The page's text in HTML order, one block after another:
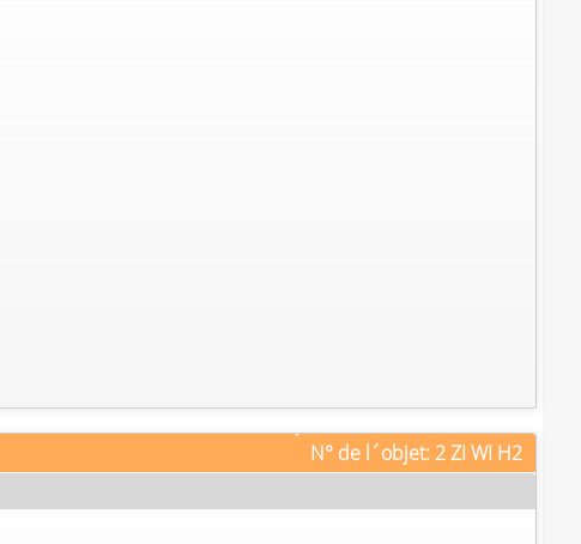
N° de l´objet: 2 ZI WI H2